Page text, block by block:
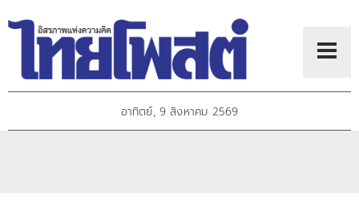
อาทิตย์, 9 สิงหาคม 2569